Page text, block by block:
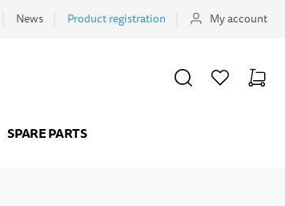
News Product registration My account
SPARE PARTS
SEARCH WISHLISTCART